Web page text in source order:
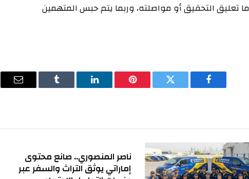
تعليق التحقيق أو مواصلته، وربما يتم ⁠حبس المتهمين
فيسبوك تويتر بينتيريستلينكدإن Tumblr
البريد
ناصر المنصوري.. صانع محتوى
إماراتي يوثق التراث والسفر عبر